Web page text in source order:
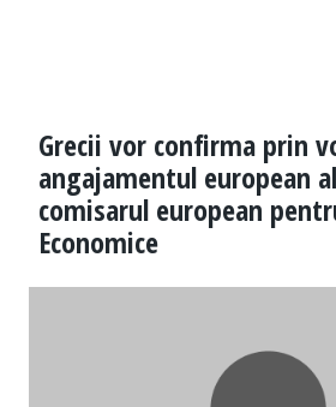
Grecii vor confirma prin
angajamentul european
comisarul european
Economice